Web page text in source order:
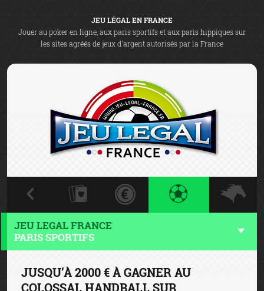
JEU LÉGAL EN FRANCE
Jouer au poker en ligne, aux paris sportifs et aux paris hippiques sur
les sites agréés de jeux d'argent autorisés par la France
JEU LEGAL FRANCE
PARIS SPORTIFS
JUSQU’À 2000 € À GAGNER AU
COLOSSAL HANDBALL SUR